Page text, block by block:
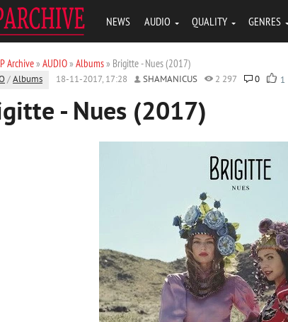
NEWS AUDIO QUALITY GENRES
Archive» AUDIO» Albums» Brigitte - Nues (2017)
/Albums 18-11-2017, 17:28 SHAMANICUS 2 297 0 1
- Nues (2017)